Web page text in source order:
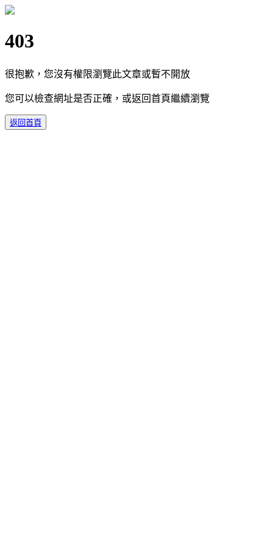
403
很抱歉，您沒有權限瀏覽此文章或暫不開放
您可以檢查網址是否正確，或返回首頁繼續瀏覽
返回首頁